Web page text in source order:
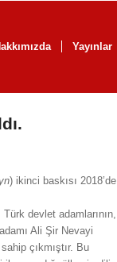
Yayınlar
) ikinci baskısı 2018’de
devlet adamlarının,
Ali Şir Nevayi
çıkmıştır. Bu